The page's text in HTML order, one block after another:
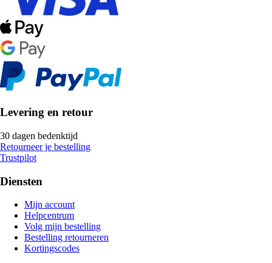
Levering en retour
30 dagen bedenktijd
Retourneer je bestelling
Trustpilot
Diensten
Mijn account
Helpcentrum
Volg mijn bestelling
Bestelling retourneren
Kortingscodes